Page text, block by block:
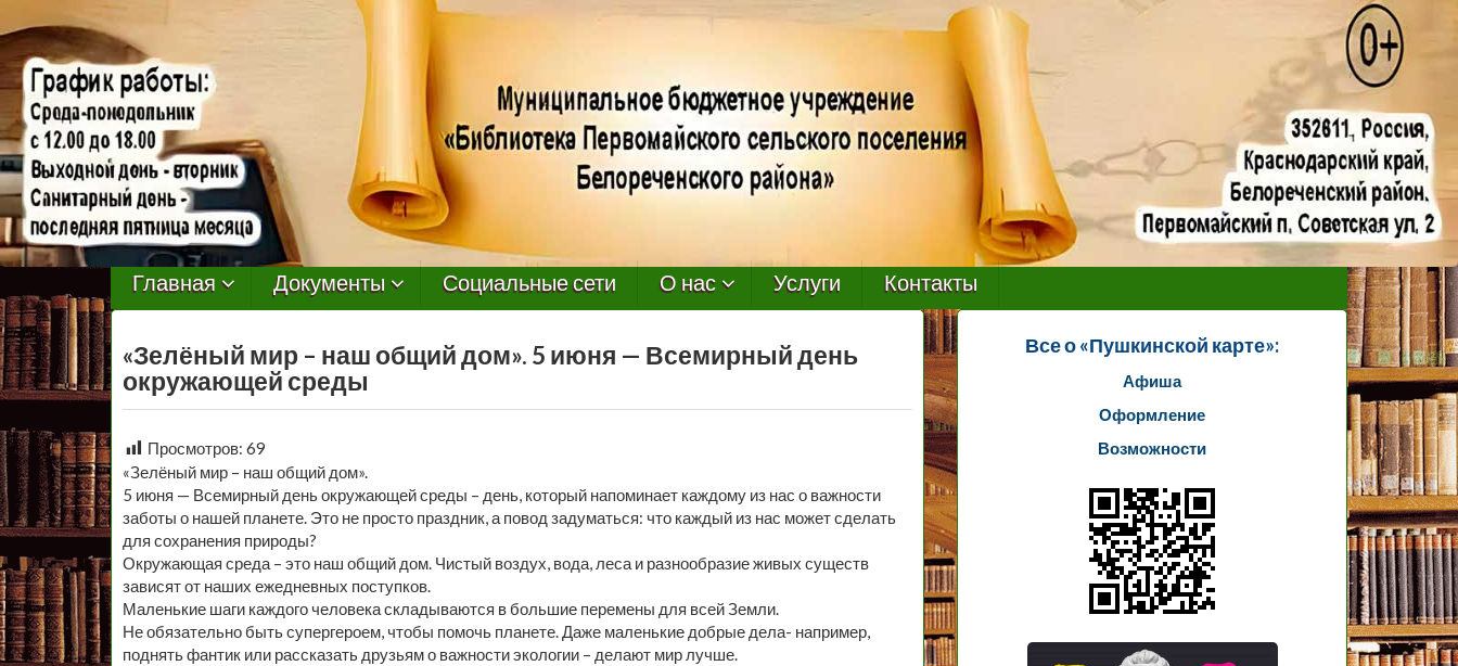
МБУ
Библиотека
Первомайского
Сельского
Поселения
Главная Документы Социальные сети О нас Услуги Контакты
«Зелёный мир – наш общий дом». 5 июня — Всемирный день
окружающей среды
Просмотров: 69
«Зелёный мир – наш общий дом».
5 июня — Всемирный день окружающей среды – день, который напоминает каждому из нас о важности
заботы о нашей планете. Это не просто праздник, а повод задуматься: что каждый из нас может сделать
для сохранения природы?
Окружающая среда – это наш общий дом. Чистый воздух, вода, леса и разнообразие живых существ
зависят от наших ежедневных поступков.
Маленькие шаги каждого человека складываются в большие перемены для всей Земли.
Не обязательно быть супергероем, чтобы помочь планете. Даже маленькие добрые дела- например,
поднять фантик или рассказать друзьям о важности экологии – делают мир лучше.
Все о «Пушкинской карте»:
Афиша
Оформление
Возможности